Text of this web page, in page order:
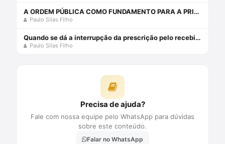
A ORDEM PÚBLICA COMO FUNDAMENTO PARA A PRISÃO PREVENTIVA NO PROCESSO PENAL - 2 edição 2024 - HABITUS EDITORA Livro em oferta 1 janeiro 2024
Paulo Silas Filho
Quando se dá a interrupção da prescrição pelo recebimento da denúncia? - por paulo silas taporosky filho
Paulo Silas Filho
Precisa de ajuda?
Fale com nossa equipe pelo WhatsApp para dúvidas
sobre este conteúdo.
Falar no WhatsApp